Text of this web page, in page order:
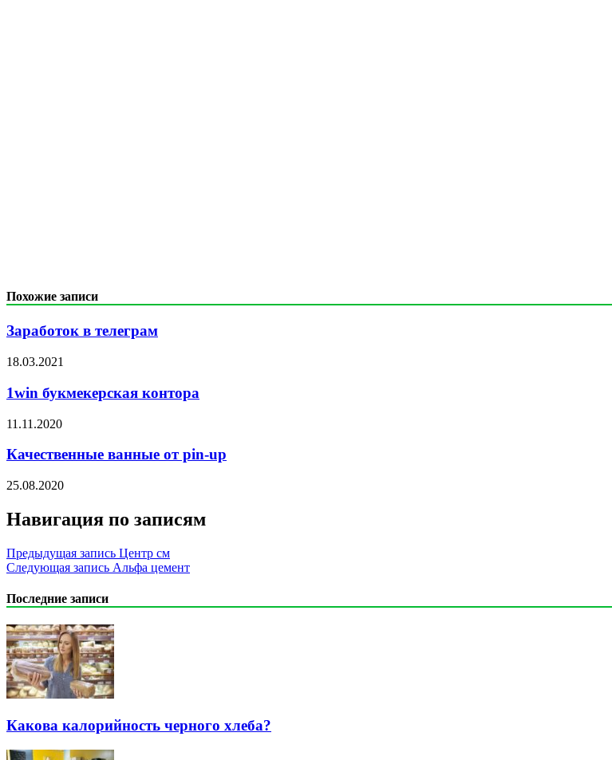
Похожие записи
Заработок в телеграм
18.03.2021
1win букмекерская контора
11.11.2020
Качественные ванные от pin-up
25.08.2020
Навигация по записям
Предыдущая запись Центр см
Следующая запись Альфа цемент
Последние записи
Какова калорийность черного хлеба?